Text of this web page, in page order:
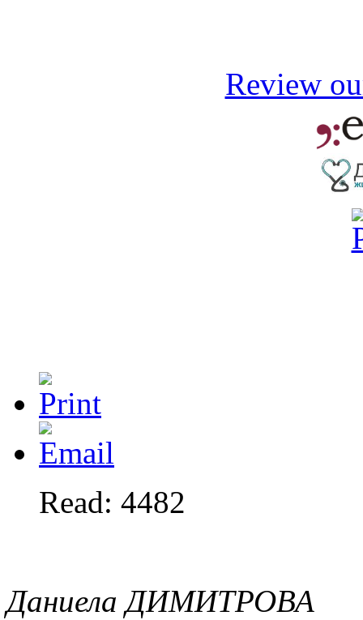
Review
Read: 4482
Даниела ДИМИТРОВА